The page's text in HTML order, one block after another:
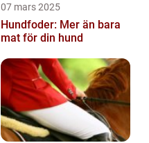
07 mars 2025
Hundfoder: Mer än bara
mat för din hund